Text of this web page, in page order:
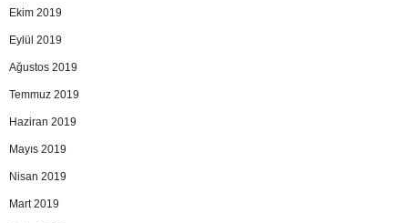
Ekim 2019
Eylül 2019
Ağustos 2019
Temmuz 2019
Haziran 2019
Mayıs 2019
Nisan 2019
Mart 2019